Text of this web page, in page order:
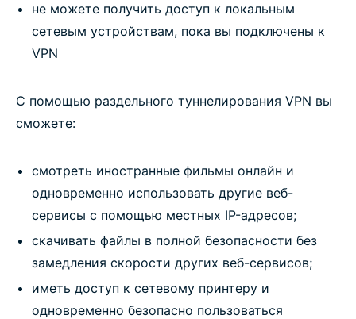
Why use VPN split tunneling?
Devices and platforms that support split tunneling
What you can expect with split tunneling
The trusted technology behind ExpressVPN’s split
tunneling
не можете получить доступ к локальным
сетевым устройствам, пока вы подключены к
VPN
С помощью раздельного туннелирования VPN вы
сможете:
смотреть иностранные фильмы онлайн и
одновременно использовать другие веб-
сервисы с помощью местных IP-адресов;
скачивать файлы в полной безопасности без
замедления скорости других веб-сервисов;
иметь доступ к сетевому принтеру и
одновременно безопасно пользоваться